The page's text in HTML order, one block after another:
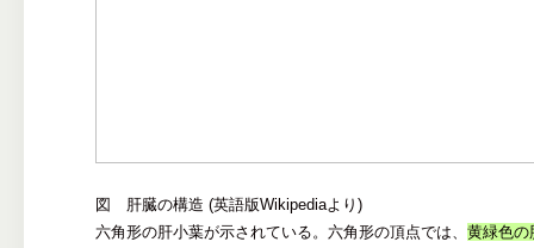
図 肝臓の構造 (英語版Wikipediaより)
六角形の肝小葉が示されている。六角形の頂点では、 黄緑色の